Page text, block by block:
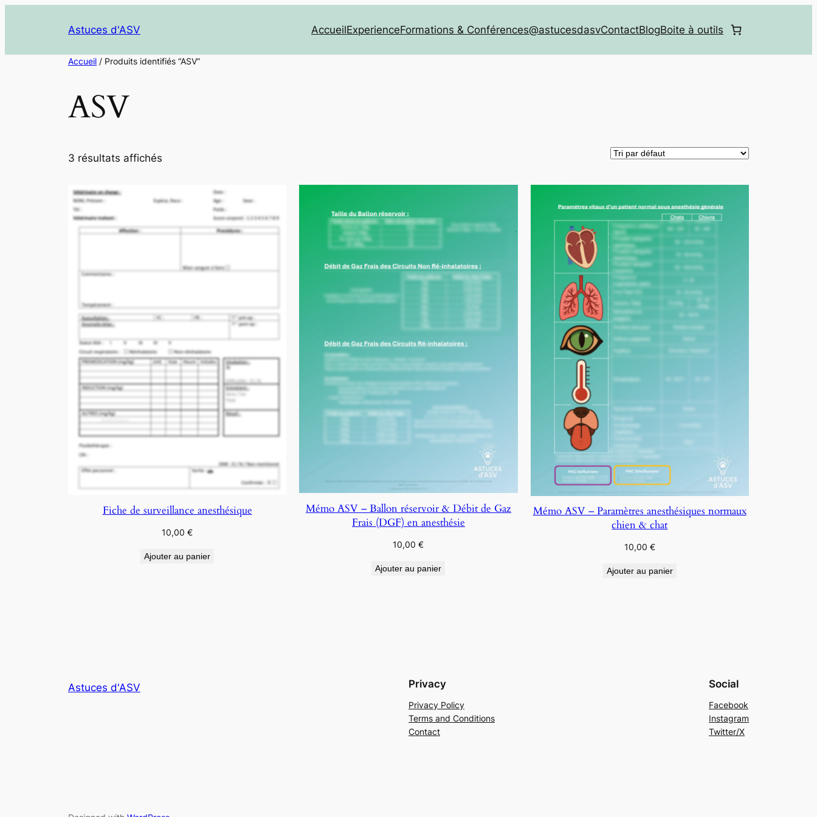
Astuces d'ASV AccueilExperienceFormations & Conférences@astucesdasvContactBlogBoite à outils
Accueil / Produits identifiés “ASV”
ASV
3 résultats affichés
Fiche de surveillance anesthésique
10,00€
Ajouter au panier
Mémo ASV – Ballon réservoir & Débit de Gaz
Frais (DGF) en anesthésie
10,00€
Ajouter au panier
Mémo ASV – Paramètres anesthésiques normaux
chien & chat
10,00 €
Ajouter au panier
Astuces d'ASV Privacy
Privacy Policy
Terms and Conditions
Contact
Social
Facebook
Instagram
Twitter/X